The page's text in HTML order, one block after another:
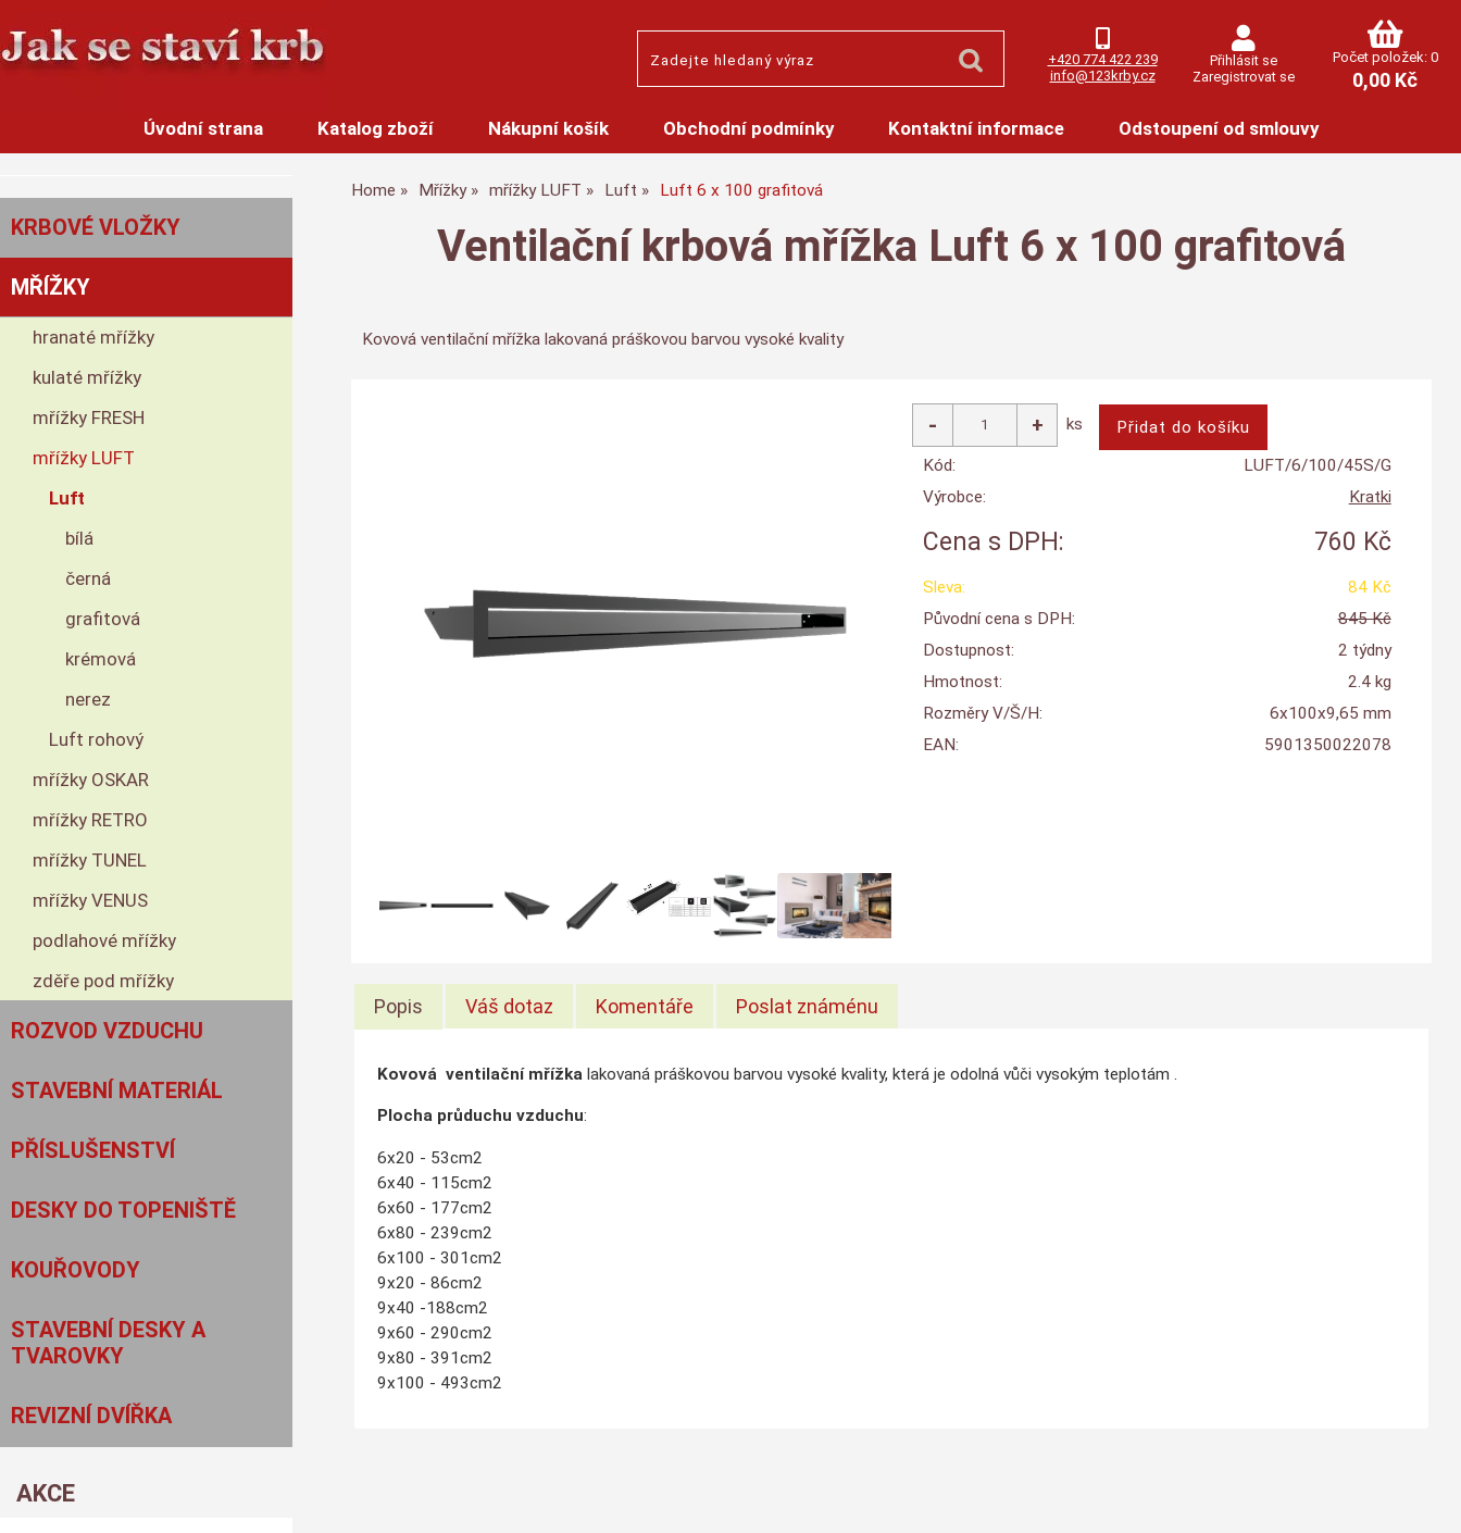
+420 774 422 239
info@123krby.cz
Přihlásit se
Zaregistrovat se
Počet položek: 0
0,00 Kč
Úvodní strana Katalog zboží Nákupní košík Obchodní podmínky Kontaktní informace Odstoupení od smlouvy
Home Mřížky mřížky LUFT Luft Luft 6 x 100 grafitová
Ventilační krbová mřížka Luft 6 x 100 grafitová
Kovová ventilační mřížka lakovaná práškovou barvou vysoké kvality
ks
Kód:
LUFT/6/100/45S/G
Výrobce:
Kratki
Cena s DPH: 760 Kč
Sleva:
84 Kč
Původní cena s DPH:
845 Kč
Dostupnost:
2 týdny
Hmotnost:
2.4 kg
Rozměry V/Š/H:
6x100x9,65 mm
EAN:
5901350022078
Popis Váš dotaz Komentáře Poslat známénu
Kovová ventilační mřížka lakovaná práškovou barvou vysoké kvality, která je odolná vůči vysokým teplotám .
Plocha průduchu vzduchu:
6x20 - 53cm2
6x40 - 115cm2
6x60 - 177cm2
6x80 - 239cm2
6x100 - 301cm2
9x20 - 86cm2
9x40 -188cm2
9x60 - 290cm2
9x80 - 391cm2
9x100 - 493cm2
KRBOVÉ VLOŽKY
MŘÍŽKY
hranaté mřížky
kulaté mřížky
mřížky FRESH
mřížky LUFT
Luft
bílá
černá
grafitová
krémová
nerez
Luft rohový
mřížky OSKAR
mřížky RETRO
mřížky TUNEL
mřížky VENUS
podlahové mřížky
zděře pod mřížky
ROZVOD VZDUCHU
STAVEBNÍ MATERIÁL
PŘÍSLUŠENSTVÍ
DESKY DO TOPENIŠTĚ
KOUŘOVODY
STAVEBNÍ DESKY A
TVAROVKY
REVIZNÍ DVÍŘKA
AKCE